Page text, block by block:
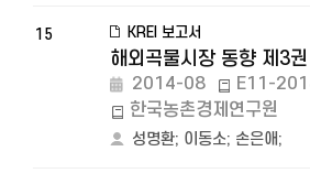
15 KREI 보고서
해외곡물시장 동향 제3
2014-08
E11-
한국농촌경제연구원
성명환; 이동소; 손은애;